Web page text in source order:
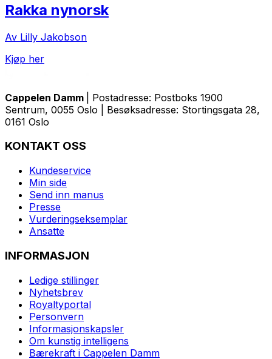
Rakka nynorsk
Av Lilly Jakobson
Kjøp her
Cappelen Damm
| Postadresse: Postboks 1900
Sentrum, 0055 Oslo | Besøksadresse: Stortingsgata 28,
0161 Oslo
KONTAKT OSS
Kundeservice
Min side
Send inn manus
Presse
Vurderingseksemplar
Ansatte
INFORMASJON
Ledige stillinger
Nyhetsbrev
Royaltyportal
Personvern
Informasjonskapsler
Om kunstig intelligens
Bærekraft i Cappelen Damm